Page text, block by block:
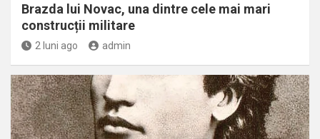
Brazda lui Novac, una dintre cele mai mari
construcții militare
2 luni ago admin